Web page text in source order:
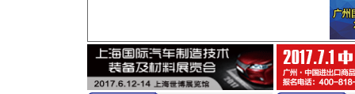
·气钻/广州市 11000元
诊断仪/沈阳市 11000元
光毂机/枣庄市 11500元
设备工具/闸北区 11500元